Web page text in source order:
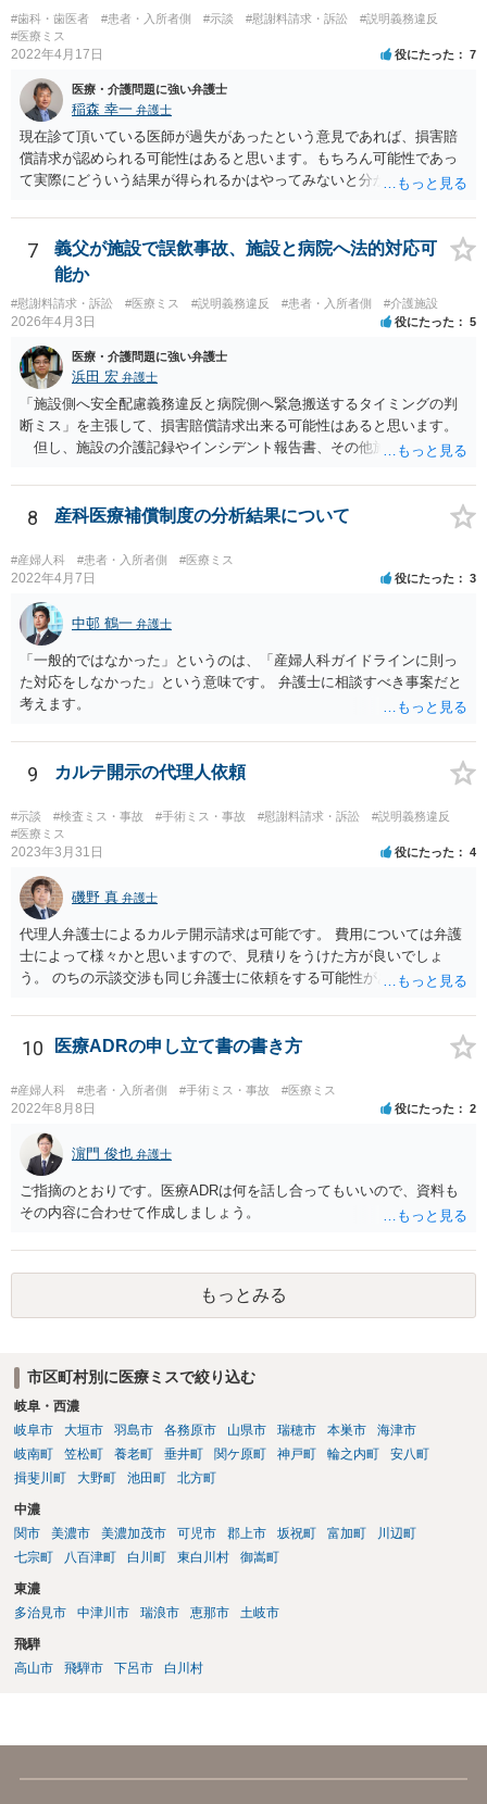
#歯科・歯医者 #患者・入所者側 #示談 #慰謝料請求・訴訟
#説明義務違反
#医療ミス
2022年4月17日 役にたった 7
医療・介護問題に強い弁護士
稲森 幸一 弁護士
現在診て頂いている医師が過失があったという意見であれば、損害賠
償請求が認められる可能性はあると思います。もちろん可能性であっ
て実際にどういう結果が得られるかはやってみないと分かりません
療費や精神的苦痛を受けた分の慰謝料や仕事に影響があれば休業損害
などが考えられます。 頑張ってください。
7
義父が施設で誤飲事故、施設と病院へ法的対応可
能か
#慰謝料請求・訴訟 #医療ミス #説明義務違反 #患者・入所者側 #介護施設
2026年4月3日 役にたった 5
医療・介護問題に強い弁護士
浜田 宏 弁護士
「施設側へ安全配慮義務違反と病院側へ緊急搬送するタイミングの判
断ミス」を主張して、損害賠償請求出来る可能性はあると思います。
但し、施設の介護記録やインシデント報告書、その他施設内で作成
れているのであれば消防の記録等を調査してみなければ、裁判で勝て
る可能性があるかどうかまでは判断できません。これはどの介護事
事件として依頼された方が良いと思います。
8 産科医療補償制度の分析結果について
#産婦人科 #患者・入所者側 #医療ミス
2022年4月7日 役にたった 3
中邨 鶴一 弁護士
「一般的ではなかった」というのは、「産婦人科ガイドラインに則っ
た対応をしなかった」という意味です。 弁護士に相談すべき事案だと
考えます。
9 カルテ開示の代理人依頼
#示談 #検査ミス・事故 #手術ミス・事故 #慰謝料請求・訴訟
#説明義務違反
#医療ミス
2023年3月31日 役にたった 4
磯野 真 弁護士
代理人弁護士によるカルテ開示請求は可能です。 費用については弁護
士によって様々かと思いますので、見積りをうけた方が良いでしょ
う。 のちの示談交渉も同じ弁護士に依頼をする可能性がある場合に
いたほうが良いと思われます。
10 医療ADRの申し立て書の書き方
#産婦人科 #患者・入所者側 #手術ミス・事故 #医療ミス
2022年8月8日 役にたった 2
濵門 俊也 弁護士
ご指摘のとおりです。医療ADRは何を話し合ってもいいので、資料も
その内容に合わせて作成しましょう。
もっとみる
市区町村別に医療ミスで絞り込む
岐阜・西濃
岐阜市
大垣市 羽島市 各務原市 山県市 瑞穂市 本巣市
海津市
岐南町
笠松町 養老町 垂井町 関ケ原町 神戸町 輪之内町
安八町
揖斐川町
大野町 池田町 北方町
中濃
関市
美濃市 美濃加茂市 可児市 郡上市 坂祝町 富加町
川辺町
七宗町
八百津町 白川町 東白川村 御嵩町
東濃
多治見市
中津川市 瑞浪市 恵那市 土岐市
飛騨
高山市
飛騨市 下呂市 白川村